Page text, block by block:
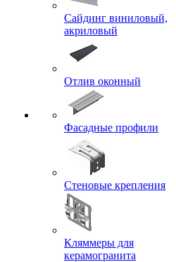
Сайдинг виниловый,
акриловый
Отлив оконный
Фасадные профили
Стеновые крепления
Кляммеры для
керамогранита